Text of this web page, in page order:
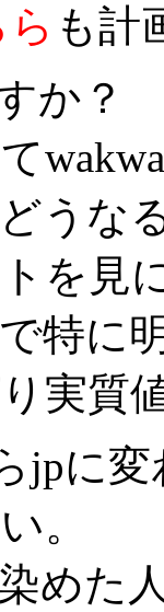
も計
か？
うな
を見
特に
実
jpに
。
めた